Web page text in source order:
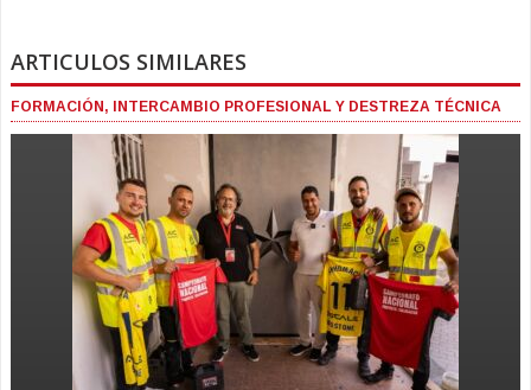
ARTICULOS SIMILARES
FORMACIÓN, INTERCAMBIO PROFESIONAL Y DESTREZA TÉCNICA